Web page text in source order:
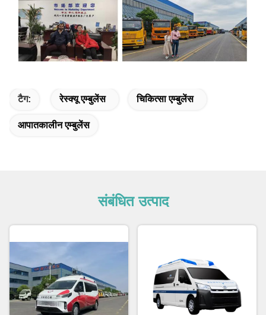
टैग: रेस्क्यू एम्बुलेंस चिकित्सा एम्बुलेंस
आपातकालीन एम्बुलेंस
संबंधित उत्पाद